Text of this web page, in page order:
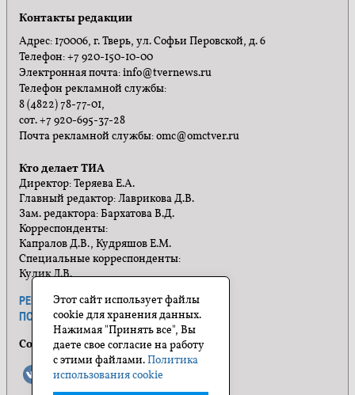
Контакты редакции
Адрес: 170006, г. Тверь, ул. Софьи Перовской, д. 6
Телефон: +7 920-150-10-00
Электронная почта: info@tvernews.ru
Телефон рекламной службы:
8 (4822) 78-77-01,
сот. +7 920-695-37-28
Почта рекламной службы: omc@omctver.ru
Кто делает ТИА
Директор: Теряева Е.А.
Главный редактор: Лаврикова Д.В.
Зам. редактора: Бархатова В.Д.
Корреспонденты:
Капралов Д.В., Кудряшов Е.М.
Специальные корреспонденты:
Кулик Л.В.
РЕКЛАМА ПРАВИЛА САЙТА
ПОЛИТИКА КОНФИДЕНЦИАЛЬНОСТИ
Социальные сети
Этот сайт использует файлы
cookie для хранения данных.
Нажимая "Принять все", Вы
даете свое согласие на работу
с этими файлами.Политика
использования cookie